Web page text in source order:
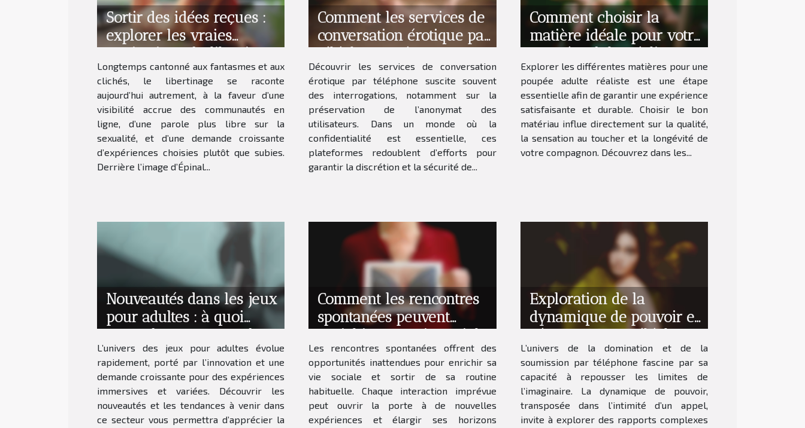
Sortir des idées reçues :
explorer les vraies
motivations du libertinage
aujourd’hui
Longtemps cantonné aux fantasmes et aux
clichés, le libertinage se raconte
aujourd’hui autrement, à la faveur d’une
visibilité accrue des communautés en
ligne, d’une parole plus libre sur la
sexualité, et d’une demande croissante
d’expériences choisies plutôt que subies.
Derrière l’image d’Épinal...
Comment les services de
conversation érotique par
téléphone préservent
l'anonymat ?
Découvrir les services de conversation
érotique par téléphone suscite souvent
des interrogations, notamment sur la
préservation de l’anonymat des
utilisateurs. Dans un monde où la
confidentialité est essentielle, ces
plateformes redoublent d’efforts pour
garantir la discrétion et la sécurité de...
Comment choisir la
matière idéale pour votre
poupée adulte réaliste ?
Explorer les différentes matières pour une
poupée adulte réaliste est une étape
essentielle afin de garantir une expérience
satisfaisante et durable. Choisir le bon
matériau influe directement sur la qualité,
la sensation au toucher et la longévité de
votre compagnon. Découvrez dans les...
Nouveautés dans les jeux
pour adultes : à quoi
s'attendre en termes de
contenu ?
L’univers des jeux pour adultes évolue
rapidement, porté par l’innovation et une
demande croissante pour des expériences
immersives et variées. Découvrir les
nouveautés et les tendances à venir dans
ce secteur vous permettra d’apprécier la
Comment les rencontres
spontanées peuvent
enrichir votre vie sociale
?
Les rencontres spontanées offrent des
opportunités inattendues pour enrichir sa
vie sociale et sortir de sa routine
habituelle. Chaque interaction imprévue
peut ouvrir la porte à de nouvelles
expériences et élargir ses horizons
Exploration de la
dynamique de pouvoir en
séance SM par téléphone
L’univers de la domination et de la
soumission par téléphone fascine par sa
capacité à repousser les limites de
l’imaginaire. La dynamique de pouvoir,
transposée dans l’intimité d’un appel,
invite à explorer des rapports complexes